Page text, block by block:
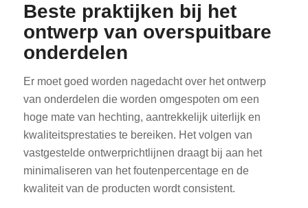
Beste praktijken bij het
ontwerp van overspuitbare
onderdelen
Er moet goed worden nagedacht over het ontwerp
van onderdelen die worden omgespoten om een
hoge mate van hechting, aantrekkelijk uiterlijk en
kwaliteitsprestaties te bereiken. Het volgen van
vastgestelde ontwerprichtlijnen draagt bij aan het
minimaliseren van het foutenpercentage en de
kwaliteit van de producten wordt consistent.
CS
DA
FI
NB
SV